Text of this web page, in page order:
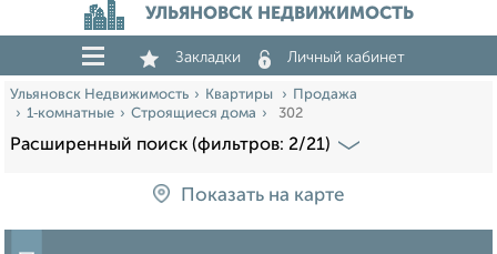
УЛЬЯНОВСК НЕДВИЖИМОСТЬ
Закладки Личный кабинет
Ульяновск Недвижимость Квартиры
Продажа
1‑комнатные
Строящиеся дома 302
Расширенный поиск (фильтров: 2/21)
Показать на карте